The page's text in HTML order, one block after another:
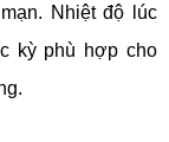
Nhiệt độ lúc
kỳ phù hợp cho